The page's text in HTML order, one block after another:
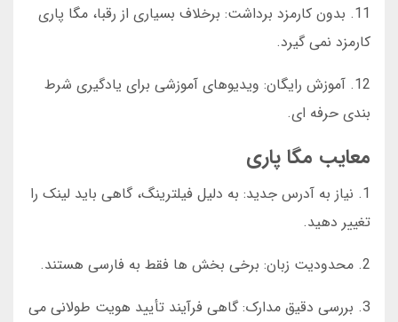
11. بدون کارمزد برداشت: برخلاف بسیاری از رقبا، مگا پاری
کارمزد نمی گیرد.
12. آموزش رایگان: ویدیوهای آموزشی برای یادگیری شرط
بندی حرفه ای.
معایب مگا پاری
1. نیاز به آدرس جدید: به دلیل فیلترینگ، گاهی باید لینک را
تغییر دهید.
2. محدودیت زبان: برخی بخش ها فقط به فارسی هستند.
3. بررسی دقیق مدارک: گاهی فرآیند تأیید هویت طولانی می